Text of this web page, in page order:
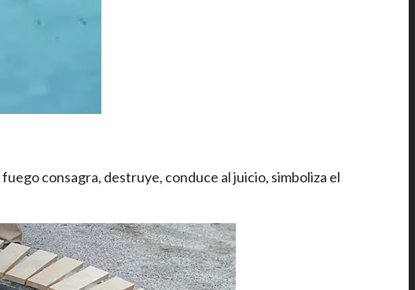
consagra, destruye, conduce al juicio, simboliza el